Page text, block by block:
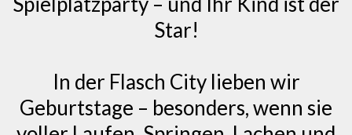
Star!
In der Flasch City lieben wir
Geburtstage – besonders, wenn sie